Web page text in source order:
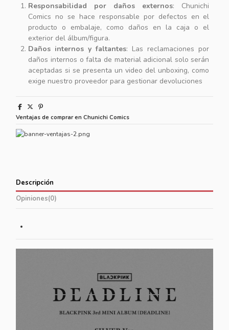
Responsabilidad por daños externos: Chunichi
Comics no se hace responsable por defectos en el
producto o embalaje, como daños en la caja o el
exterior del álbum/figura.
Daños internos y faltantes: Las reclamaciones por
daños internos o falta de material adicional solo serán
aceptadas si se presenta un video del unboxing, como
exige nuestro proveedor para gestionar devoluciones
Ventajas de comprar en Chunichi Comics
Descripción
Opiniones(0)